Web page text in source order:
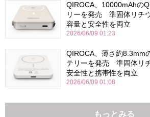
QIROCA、10000mAhの
リーを発売 準固体リチ
容量と安全性を両立
2026/06/09 01:23
QIROCA、薄さ約8.3mm
テリーを発売 準固体リ
安全性と携帯性を両立
2026/06/09 01:08
もっとみる